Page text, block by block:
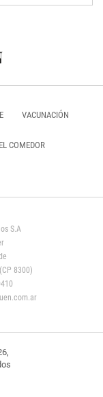
VACUNACIÓN
EL COMEDOR
S.A
8300)